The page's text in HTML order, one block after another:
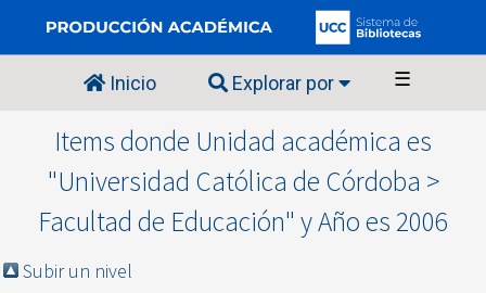
Inicio Explorar por ☰
Items donde Unidad académica es
"Universidad Católica de Córdoba >
Facultad de Educación" y Año es 2006
Subir un nivel